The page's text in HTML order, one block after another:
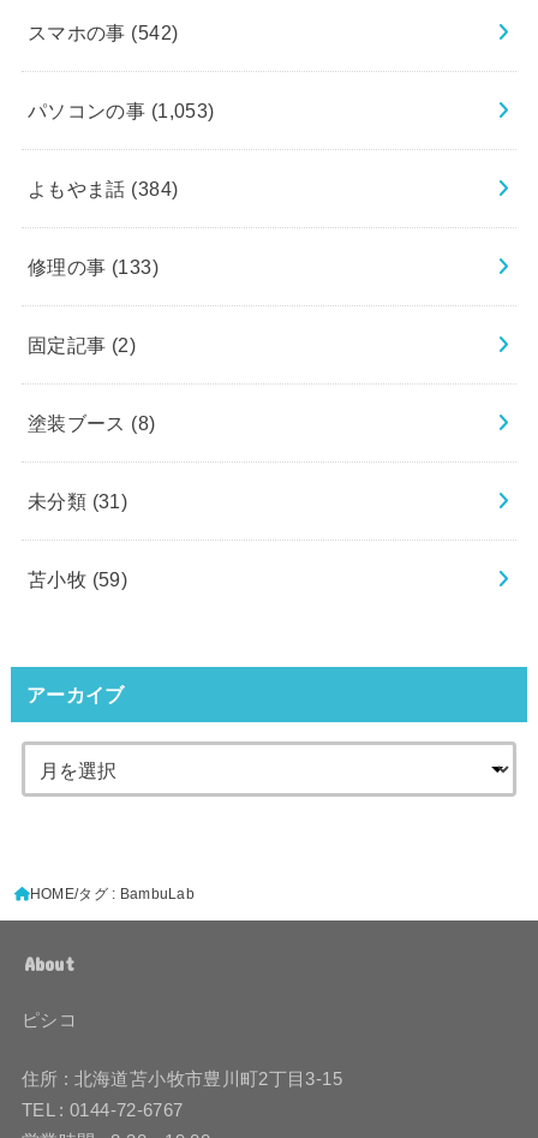
スマホの事 (542)
パソコンの事 (1,053)
よもやま話 (384)
修理の事 (133)
固定記事 (2)
塗装ブース (8)
未分類 (31)
苫小牧 (59)
アーカイブ
HOME タグ : BambuLab
About
ピシコ
住所 : 北海道苫小牧市豊川町2丁目3-15
TEL : 0144-72-6767